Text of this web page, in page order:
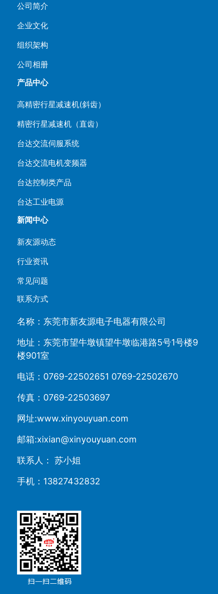
公司简介
企业文化
组织架构
公司相册
产品中心
高精密行星减速机(斜齿）
精密行星减速机（直齿）
台达交流伺服系统
台达交流电机变频器
台达控制类产品
台达工业电源
新闻中心
新友源动态
行业资讯
常见问题
联系方式
名称：东莞市新友源电子电器有限公司
地址：东莞市望牛墩镇望牛墩临港路5号1号楼9
楼901室
电话：0769-22502651 0769-22502670
传真：0769-22503697
网址:www.xinyouyuan.com
邮箱:xixian@xinyouyuan.com
联系人： 苏小姐
手机：13827432832